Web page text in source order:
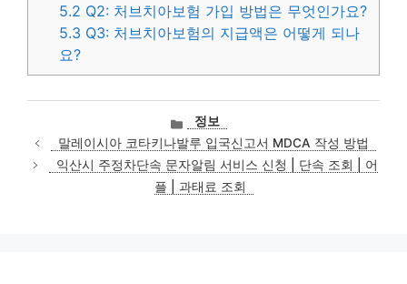
5.2 Q2: 처브치아보험 가입 방법은 무엇인가요?
5.3 Q3: 처브치아보험의 지급액은 어떻게 되나
요?
카
테
고
리
정보
말레이시아 코타키나발루 입국신고서 MDCA 작성 방법
익산시 주정차단속 문자알림 서비스 신청 | 단속 조회 | 어
플 | 과태료 조회